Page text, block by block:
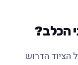
הכלב?
הדרוש